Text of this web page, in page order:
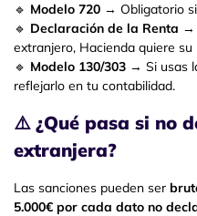
🔹 Modelo 720 → Obligatorio
🔹 Declaración de la Renta →
extranjero, Hacienda quiere su
🔹 Modelo 130/303 → Si usas
reflejarlo en tu contabilidad.
⚠️ ¿Qué pasa si no
extranjera?
Las sanciones pueden ser
5.000€ por cada dato no